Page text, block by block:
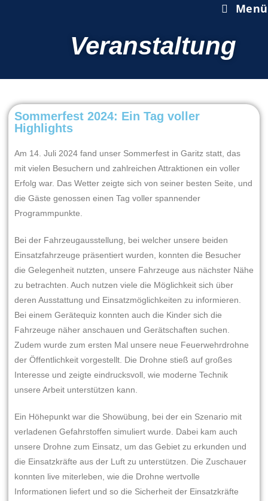
Menü
Veranstaltung
Sommerfest 2024: Ein Tag voller
Highlights
Am 14. Juli 2024 fand unser Sommerfest in Garitz statt, das
mit vielen Besuchern und zahlreichen Attraktionen ein voller
Erfolg war. Das Wetter zeigte sich von seiner besten Seite, und
die Gäste genossen einen Tag voller spannender
Programmpunkte.
Bei der Fahrzeugausstellung, bei welcher unsere beiden
Einsatzfahrzeuge präsentiert wurden, konnten die Besucher
die Gelegenheit nutzten, unsere Fahrzeuge aus nächster Nähe
zu betrachten. Auch nutzen viele die Möglichkeit sich über
deren Ausstattung und Einsatzmöglichkeiten zu informieren.
Bei einem Gerätequiz konnten auch die Kinder sich die
Fahrzeuge näher anschauen und Gerätschaften suchen.
Zudem wurde zum ersten Mal unsere neue Feuerwehrdrohne
der Öffentlichkeit vorgestellt. Die Drohne stieß auf großes
Interesse und zeigte eindrucksvoll, wie moderne Technik
unsere Arbeit unterstützen kann.
Ein Höhepunkt war die Showübung, bei der ein Szenario mit
verladenen Gefahrstoffen simuliert wurde. Dabei kam auch
unsere Drohne zum Einsatz, um das Gebiet zu erkunden und
die Einsatzkräfte aus der Luft zu unterstützen. Die Zuschauer
konnten live miterleben, wie die Drohne wertvolle
Informationen liefert und so die Sicherheit der Einsatzkräfte